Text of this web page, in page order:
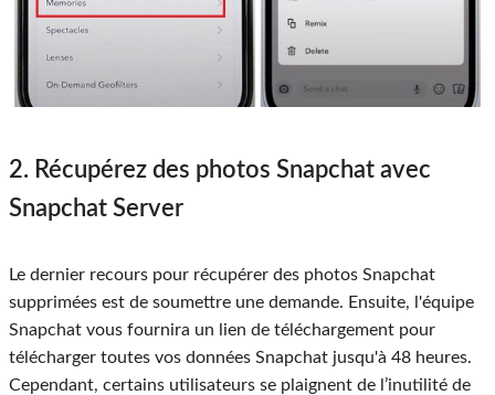
2. Récupérez des photos Snapchat avec
Snapchat Server
Le dernier recours pour récupérer des photos Snapchat
supprimées est de soumettre une demande. Ensuite, l'équipe
Snapchat vous fournira un lien de téléchargement pour
télécharger toutes vos données Snapchat jusqu'à 48 heures.
Cependant, certains utilisateurs se plaignent de l’inutilité de